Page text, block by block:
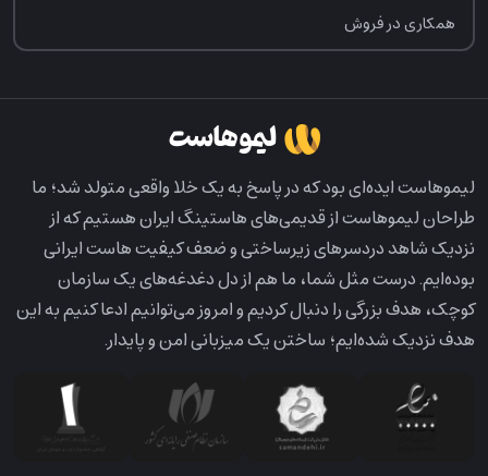
همکاری در فروش
لیمو‌هاست ایده‌ای بود که در پاسخ به یک خلا واقعی متولد شد؛ ما
طراحان لیمو‌هاست از قدیمی‌های هاستینگ ایران هستیم که از
نزدیک شاهد دردسرهای زیرساختی و ضعف کیفیت هاست ایرانی
بوده‌ایم. درست مثل شما، ما هم از دل دغدغه‌های یک سازمان
کوچک، هدف بزرگی را دنبال کردیم و امروز می‌توانیم ادعا کنیم به این
هدف نزدیک شده‌ایم؛ ساختن یک میزبانی امن و پایدار.